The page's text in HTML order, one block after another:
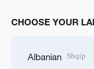
CHOOSE YOUR
Albanian Shqip